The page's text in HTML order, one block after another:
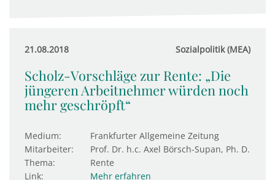
21.08.2018 Sozialpolitik (MEA)
Scholz-Vorschläge zur Rente: „Die
jüngeren Arbeitnehmer würden noch
mehr geschröpft“
Medium:
Frankfurter Allgemeine Zeitung
Mitarbeiter:
Prof. Dr. h.c. Axel Börsch-Supan, Ph. D.
Thema:
Rente
Link:
Mehr erfahren